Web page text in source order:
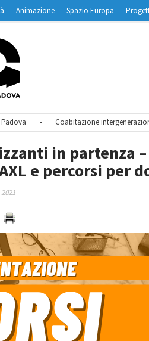
Animazione Spazio Europa
• Coabitazione intergenerazionale
in partenza –
e percorsi per